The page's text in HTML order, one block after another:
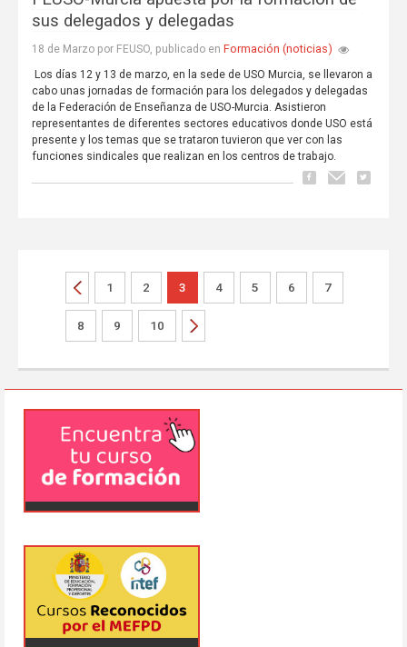
sus delegados y delegadas
18 de Marzo por FEUSO, publicado en Formación (noticias)
Los días 12 y 13 de marzo, en la sede de USO Murcia, se llevaron a
cabo unas jornadas de formación para los delegados y delegadas
de la Federación de Enseñanza de USO-Murcia. Asistieron
representantes de diferentes sectores educativos donde USO está
presente y los temas que se trataron tuvieron que ver con las
funciones sindicales que realizan en los centros de trabajo.
1 2 3 4 5 6 7
8 9 10